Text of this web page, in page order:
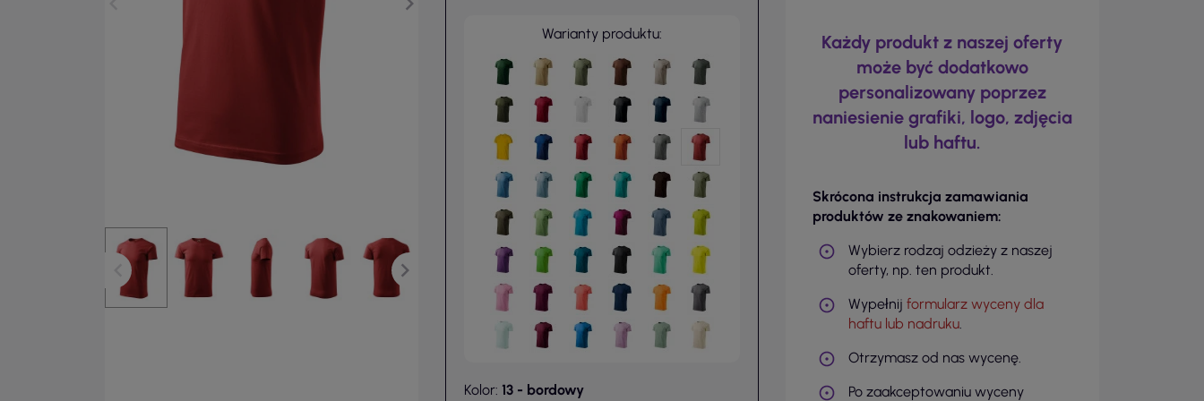
Warianty produktu:
Kolor: 13 - bordowy
Każdy produkt z naszej oferty
może być dodatkowo
personalizowany poprzez
naniesienie grafiki, logo, zdjęcia
lub haftu.
Skrócona instrukcja zamawiania
produktów ze znakowaniem:
Wybierz rodzaj odzieży z naszej
oferty, np. ten produkt.
Wypełnij formularz wyceny dla
haftu lub nadruku.
Otrzymasz od nas wycenę.
Po zaakceptowaniu wyceny